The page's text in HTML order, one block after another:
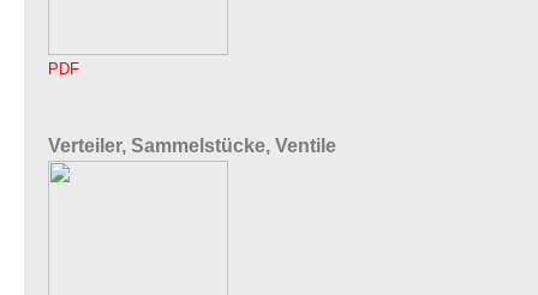
PDF
Verteiler, Sammelstücke, Ventile